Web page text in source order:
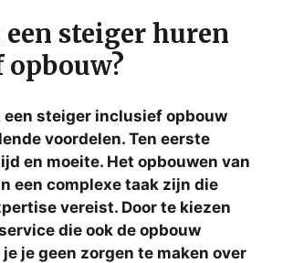
steiger huren
een steiger inclusief opbouw
voordelen. Ten eerste
en moeite. Het opbouwen van
een complexe taak zijn die
vereist. Door te kiezen
die ook de opbouw
je geen zorgen te maken over